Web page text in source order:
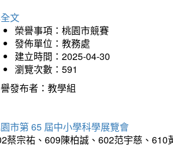
文
榮譽事項：桃園市競賽
發佈單位：教務處
建立時間：2025-04-30
瀏覽次數：591
發布者：教學組
市第 65 屆中小學科學展覽會
蔡宗祐、609陳柏誠、602范宇慈、